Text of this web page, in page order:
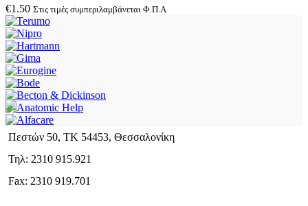
€1.50 Στις τιμές συμπεριλαμβάνεται Φ.Π.Α
Πεστών 50, ΤΚ 54453, Θεσσαλονίκη
Τηλ: 2310 915.921
Fax: 2310 919.701